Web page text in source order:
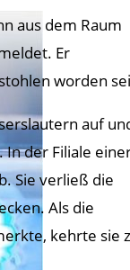
aus dem Raum
Er
worden
auf
In der Filiale
Sie verließ die
Als die
kehrte sie